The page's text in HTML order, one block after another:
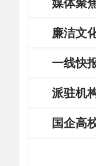
媒体聚
廉洁文
一线快
派驻机
国企高